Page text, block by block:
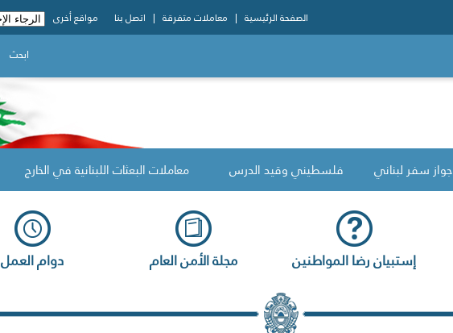
الصفحة الرئيسية معاملات متفرقة اتصل بنا مواقع أخرى
ابحث
جواز سفر لبناني فلسطيني وقيد الدرس معاملات البعثات اللبنانية في الخارج
إستبيان رضا المواطنين مجلة الأمن العام دوام العمل